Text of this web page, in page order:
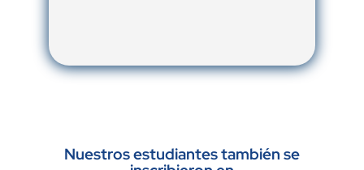
Nuestros estudiantes también se